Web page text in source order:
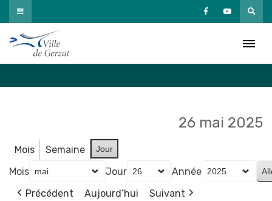
Passer
au
contenu
26 mai 2025
Mois Semaine Jour
Mois Jour
Année
Précédent
Aujourd’hui Suivant